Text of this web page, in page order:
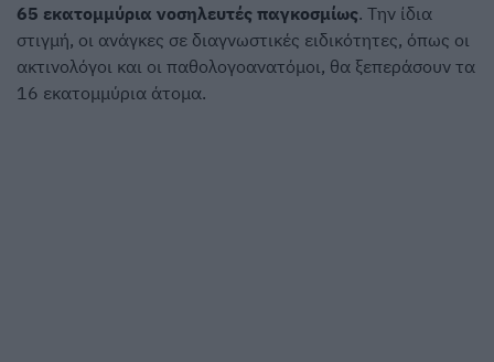
65 εκατομμύρια νοσηλευτές παγκοσμίως. Την ίδια
στιγμή, οι ανάγκες σε διαγνωστικές ειδικότητες, όπως οι
ακτινολόγοι και οι παθολογοανατόμοι, θα ξεπεράσουν τα
16 εκατομμύρια άτομα.